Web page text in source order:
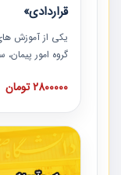
قراردادی»
یکی از آموزش‏‏‏‏‏‏
گروه امور
های عمرانی»
است که در محل
مدارک پیمان به
2800000 تومان